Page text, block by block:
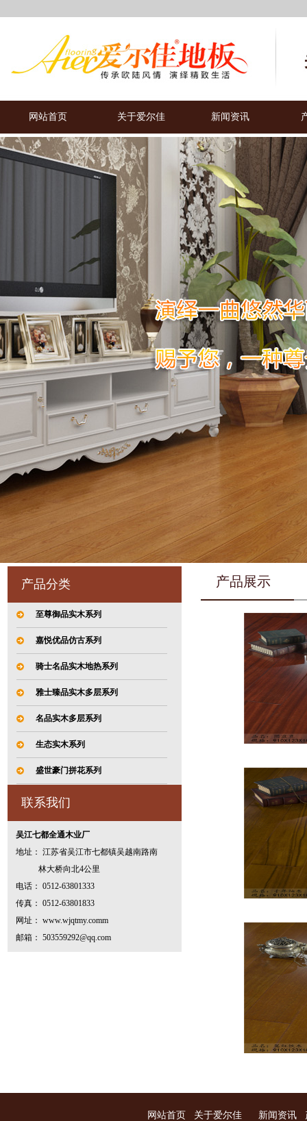
网站首页 关于爱尔佳 新闻资讯
产品分类
至尊御品实木系列
嘉悦优品仿古系列
骑士名品实木地热系列
雅士臻品实木多层系列
名品实木多层系列
生态实木系列
盛世豪门拼花系列
联系我们
吴江七都全通木业厂
地址： 江苏省吴江市七都镇吴越南路南
林大桥向北4公里
电话： 0512-63801333
传真： 0512-63801833
网址： www.wjqtmy.comm
邮箱： 503559292@qq.com
产品展示
网站首页 关于爱尔佳 新闻资讯